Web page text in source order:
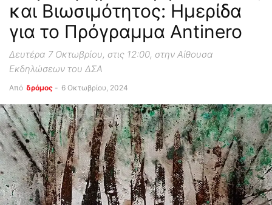
και Βιωσιμότητος: Ημερίδα
για το Πρόγραμμα Antinero
Δευτέρα 7 Οκτωβρίου, στις 12:00, στην Αίθουσα
Εκδηλώσεων του ΔΣΑ
Από δρόμος - 6 Οκτωβρίου, 2024